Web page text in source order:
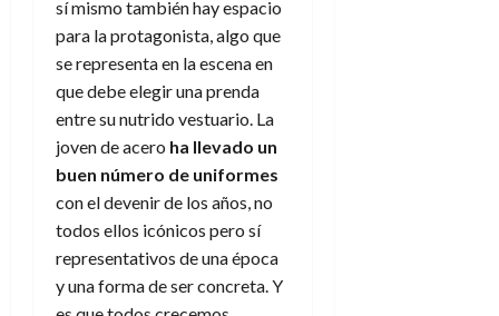
sí mismo también hay espacio
para la protagonista, algo que
se representa en la escena en
que debe elegir una prenda
entre su nutrido vestuario. La
joven de acero ha llevado un
buen número de uniformes
con el devenir de los años, no
todos ellos icónicos pero sí
representativos de una época
y una forma de ser concreta. Y